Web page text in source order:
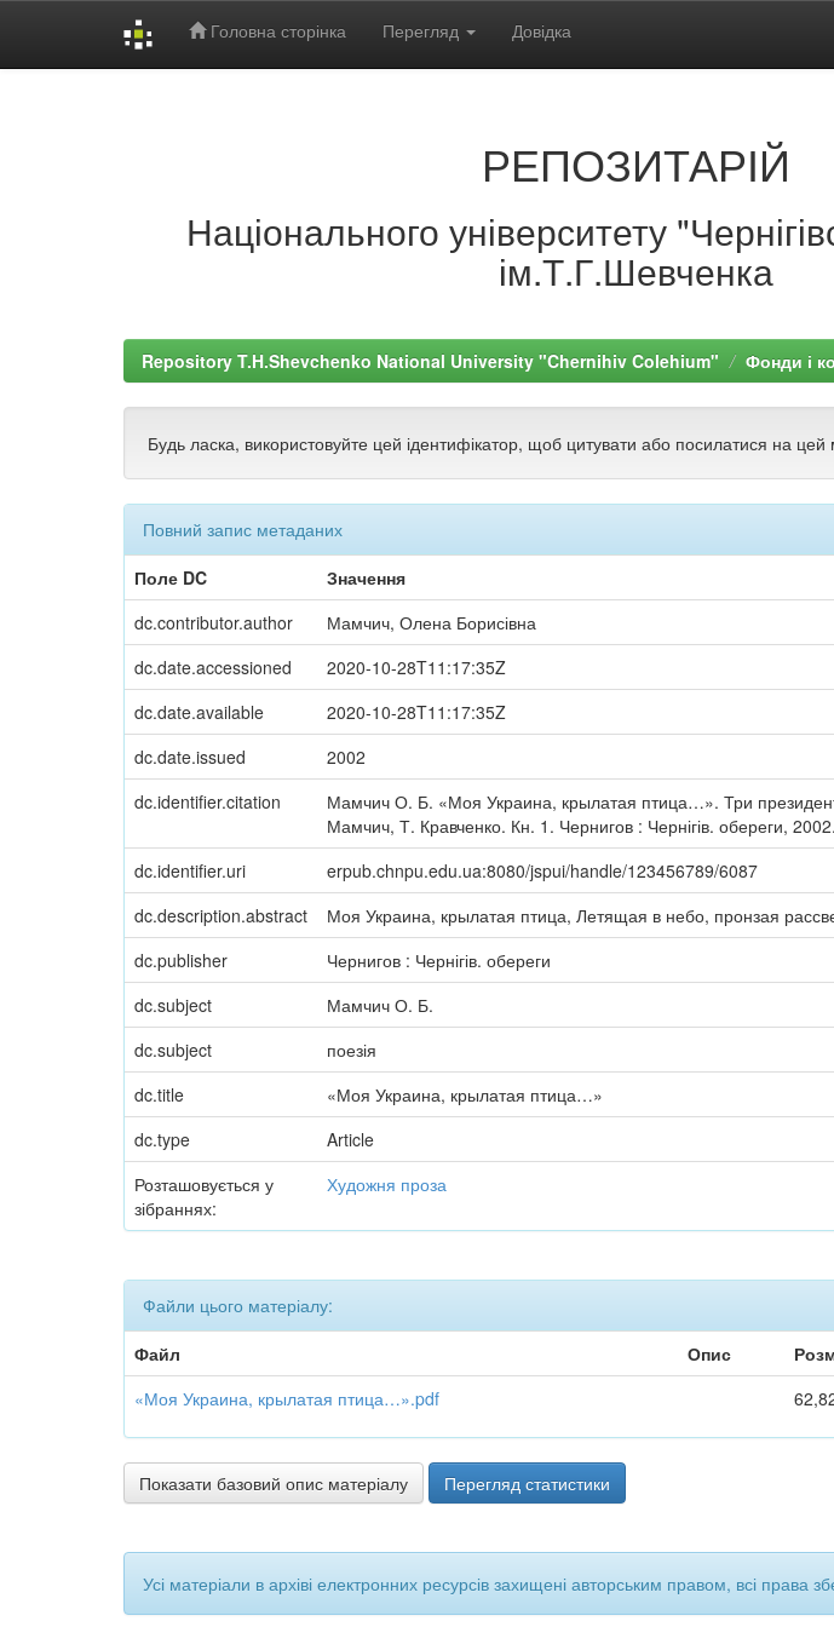
Головна сторінка Перегляд Довідка
РЕПОЗИТАРІЙ
Національного університету
ім.Т.Г.Шевченка
Repository T.H.Shevchenko National University "Chernihiv Colehium" Фонди і
Будь ласка, використовуйте цей ідентифікатор, щоб цитувати або посилатися на цей
Повний запис метаданих
Поле DC
Значення
dc.contributor.author
Мамчич, Олена Борисівна
dc.date.accessioned
2020-10-28T11:17:35Z
dc.date.available
2020-10-28T11:17:35Z
dc.date.issued
2002
dc.identifier.citation
Мамчич О. Б. «Моя Украина, крылатая птица…». Три
Мамчич, Т. Кравченко. Кн. 1. Чернигов : Чернігів. обереги,
dc.identifier.uri erpub.chnpu.edu.ua:8080/jspui/handle/123456789/6087
dc.description.abstract
Моя Украина, крылатая птица, Летящая в небо, пронзая
dc.publisher
Чернигов : Чернігів. обереги
dc.subject
Мамчич О. Б.
dc.subject
поезія
dc.title
«Моя Украина, крылатая птица…»
dc.type
Article
Розташовується у
зібраннях:
Художня проза
Файли цього матеріалу:
Файл
Опис
«Моя Украина, крылатая птица…».pdf
Показати базовий опис матеріалу Перегляд статистики
Усі матеріали в архіві електронних ресурсів захищені авторським правом, всі права